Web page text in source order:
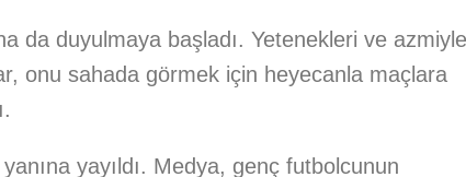
da duyulmaya başladı. Yetenekleri ve azmiyle
onu sahada görmek için heyecanla maçlara
yayıldı. Medya, genç futbolcunun